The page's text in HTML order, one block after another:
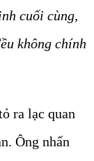
cuối cùng,
không chính
ra lạc quan
Ông nhấn